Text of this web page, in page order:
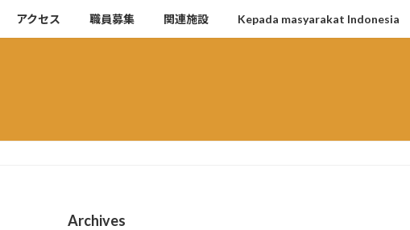
アクセス 職員募集 関連施設 Kepada masyarakat Indonesia
Archives